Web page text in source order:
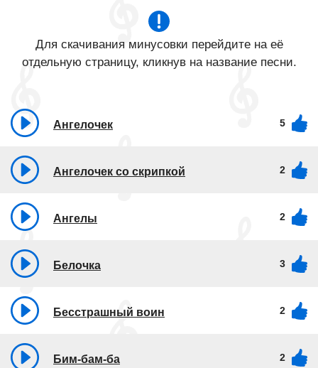
Для скачивания минусовки перейдите на её
отдельную страницу, кликнув на название песни.
Ангелочек 5
Ангелочек со скрипкой 2
Ангелы 2
Белочка 3
Бесстрашный воин 2
Бим-бам-ба 2